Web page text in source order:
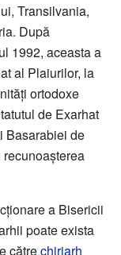
Transilvania,
După
1992, aceasta a
al Plaiurilor, la
ortodoxe
de Exarhat
Basarabiei de
a Bisericii
poate exista
cătrechiriarh